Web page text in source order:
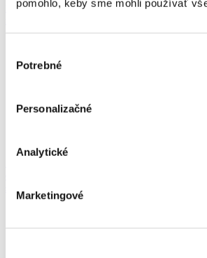
pomohlo, keby sme mohli používať
súhlasu
Potrebné
Personalizačné
Analytické
Marketingové
množstvo besied